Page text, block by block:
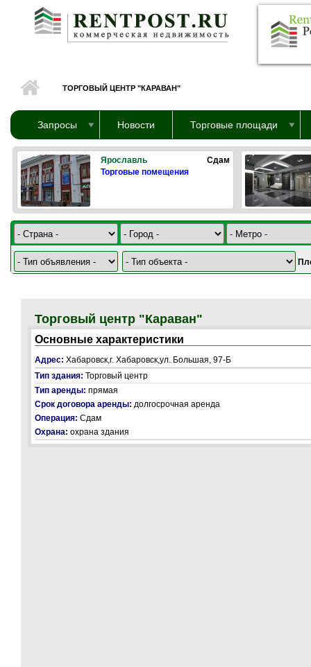
Перейти к основному содержанию
ТОРГОВЫЙ ЦЕНТР "КАРАВАН"
Запросы Новости Торговые площади
Ярославль
Сдам
Торговые помещения
Торговый центр "Караван"
Основные характеристики
Адрес: Хабаровск,г. Хабаровск,ул. Большая, 97-Б
Тип здания: Торговый центр
Тип аренды: прямая
Срок договора аренды: долгосрочная аренда
Операция: Сдам
Охрана: охрана здания